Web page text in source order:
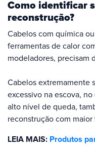
Como identificar
reconstrução?
Cabelos com química
ferramentas de calor
modeladores, precisam
Cabelos extremamente
excessivo na escova,
alto nível de queda,
reconstrução com maior
LEIA MAIS: Produtos